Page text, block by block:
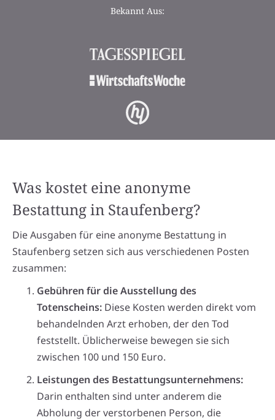
Bekannt Aus:
Was kostet eine anonyme
Bestattung in Staufenberg?
Die Ausgaben für eine anonyme Bestattung in
Staufenberg setzen sich aus verschiedenen Posten
zusammen:
Gebühren für die Ausstellung des
Totenscheins: Diese Kosten werden direkt vom
behandelnden Arzt erhoben, der den Tod
feststellt. Üblicherweise bewegen sie sich
zwischen 100 und 150 Euro.
Leistungen des Bestattungsunternehmens:
Darin enthalten sind unter anderem die
Abholung der verstorbenen Person, die